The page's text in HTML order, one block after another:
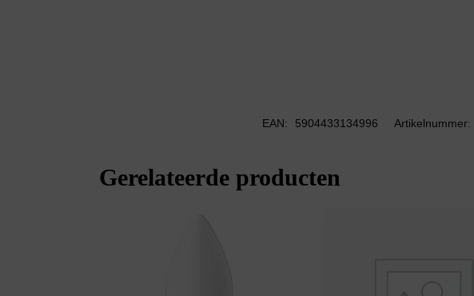
EAN: 5904433134996 Artikelnummer:
Gerelateerde producten